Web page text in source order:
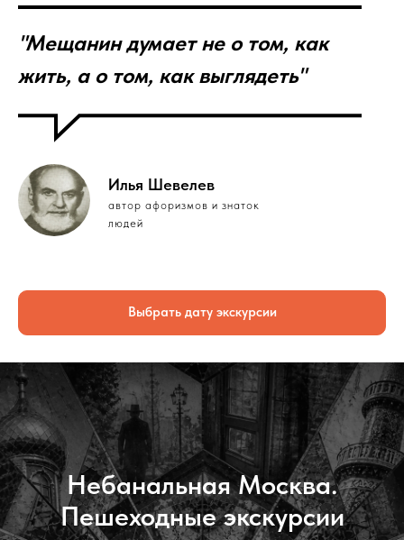
"Мещанин думает не о том, как
жить, а о том, как выглядеть"
Илья Шевелев
автор афоризмов и знаток
людей
Выбрать дату экскурсии
Небанальная Москва.
Пешеходные экскурсии